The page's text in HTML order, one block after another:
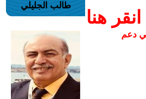
هنا
دعم
طالب الجليلي